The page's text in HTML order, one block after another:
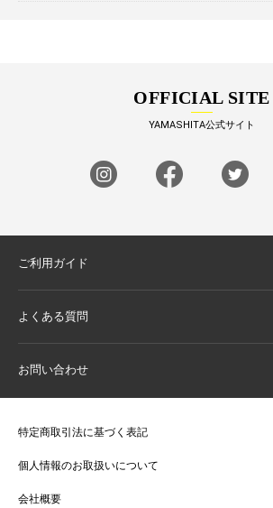
OFFICIAL SITE
YAMASHITA公式サイト
ご利用ガイド
よくある質問
お問い合わせ
特定商取引法に基づく表記
個人情報のお取扱いについて
会社概要